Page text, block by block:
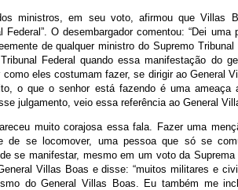
ministros, em seu voto, afirmou que Villas
O desembargador comentou: “Dei uma
de qualquer ministro do Supremo
Federal quando essa manifestação do
eles costumam fazer, se dirigir ao General
o que o senhor está fazendo é uma
julgamento, veio essa referência ao General
muito corajosa essa fala. Fazer uma
de se locomover, uma pessoa que só se
se manifestar, mesmo em um voto da Suprema
Villas Boas e disse: “muitos militares e
do General Villas Boas. Eu também me